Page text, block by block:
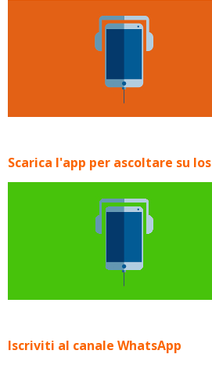
Scarica l'app per ascoltare su Ios
Iscriviti al canale WhatsApp